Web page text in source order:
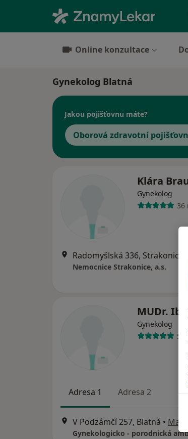
Online konzultace
Gynekolog Blatná
Jakou pojišťovnu máte?
Oborová zdravotní
Klára
Gynekolog
36
Radomyšlská 336, Strakonice
Nemocnice Strakonice, a.s.
MUDr.
Gynekolog
59
Adresa 1 Adresa 2
V Podzámčí 257, Blatná • Mapa
Gynekologicko - porodnická